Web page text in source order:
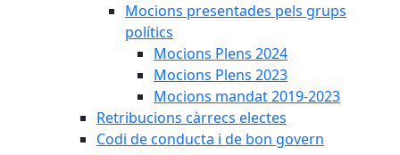
Mocions presentades pels grups
polítics
Mocions Plens 2024
Mocions Plens 2023
Mocions mandat 2019-2023
Retribucions càrrecs electes
Codi de conducta i de bon govern